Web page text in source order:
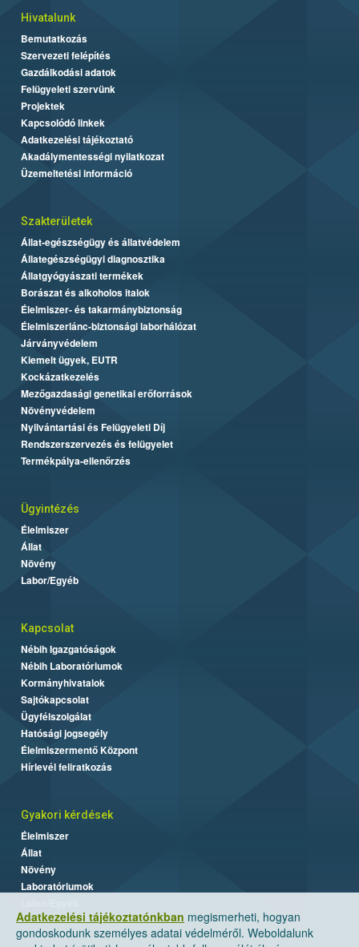
Adatkezelési tájékoztatónkban megismerheti, hogyan
gondoskodunk személyes adatai védelméről. Weboldalunk
Hivatalunk
Bemutatkozás
Szervezeti felépítés
Gazdálkodási adatok
Felügyeleti szervünk
Projektek
Kapcsolódó linkek
Adatkezelési tájékoztató
Akadálymentességi nyilatkozat
Üzemeltetési információ
Szakterületek
Állat-egészségügy és állatvédelem
Állategészségügyi diagnosztika
Állatgyógyászati termékek
Borászat és alkoholos italok
Élelmiszer- és takarmánybiztonság
Élelmiszerlánc-biztonsági laborhálózat
Járványvédelem
Kiemelt ügyek, EUTR
Kockázatkezelés
Mezőgazdasági genetikai erőforrások
Növényvédelem
Nyilvántartási és Felügyeleti Díj
Rendszerszervezés és felügyelet
Termékpálya-ellenőrzés
Ügyintézés
Élelmiszer
Állat
Növény
Labor/Egyéb
Kapcsolat
Nébih Igazgatóságok
Nébih Laboratóriumok
Kormányhivatalok
Sajtókapcsolat
Ügyfélszolgálat
Hatósági jogsegély
Élelmiszermentő Központ
Hírlevél feliratkozás
Gyakori kérdések
Élelmiszer
Állat
Növény
Laboratóriumok